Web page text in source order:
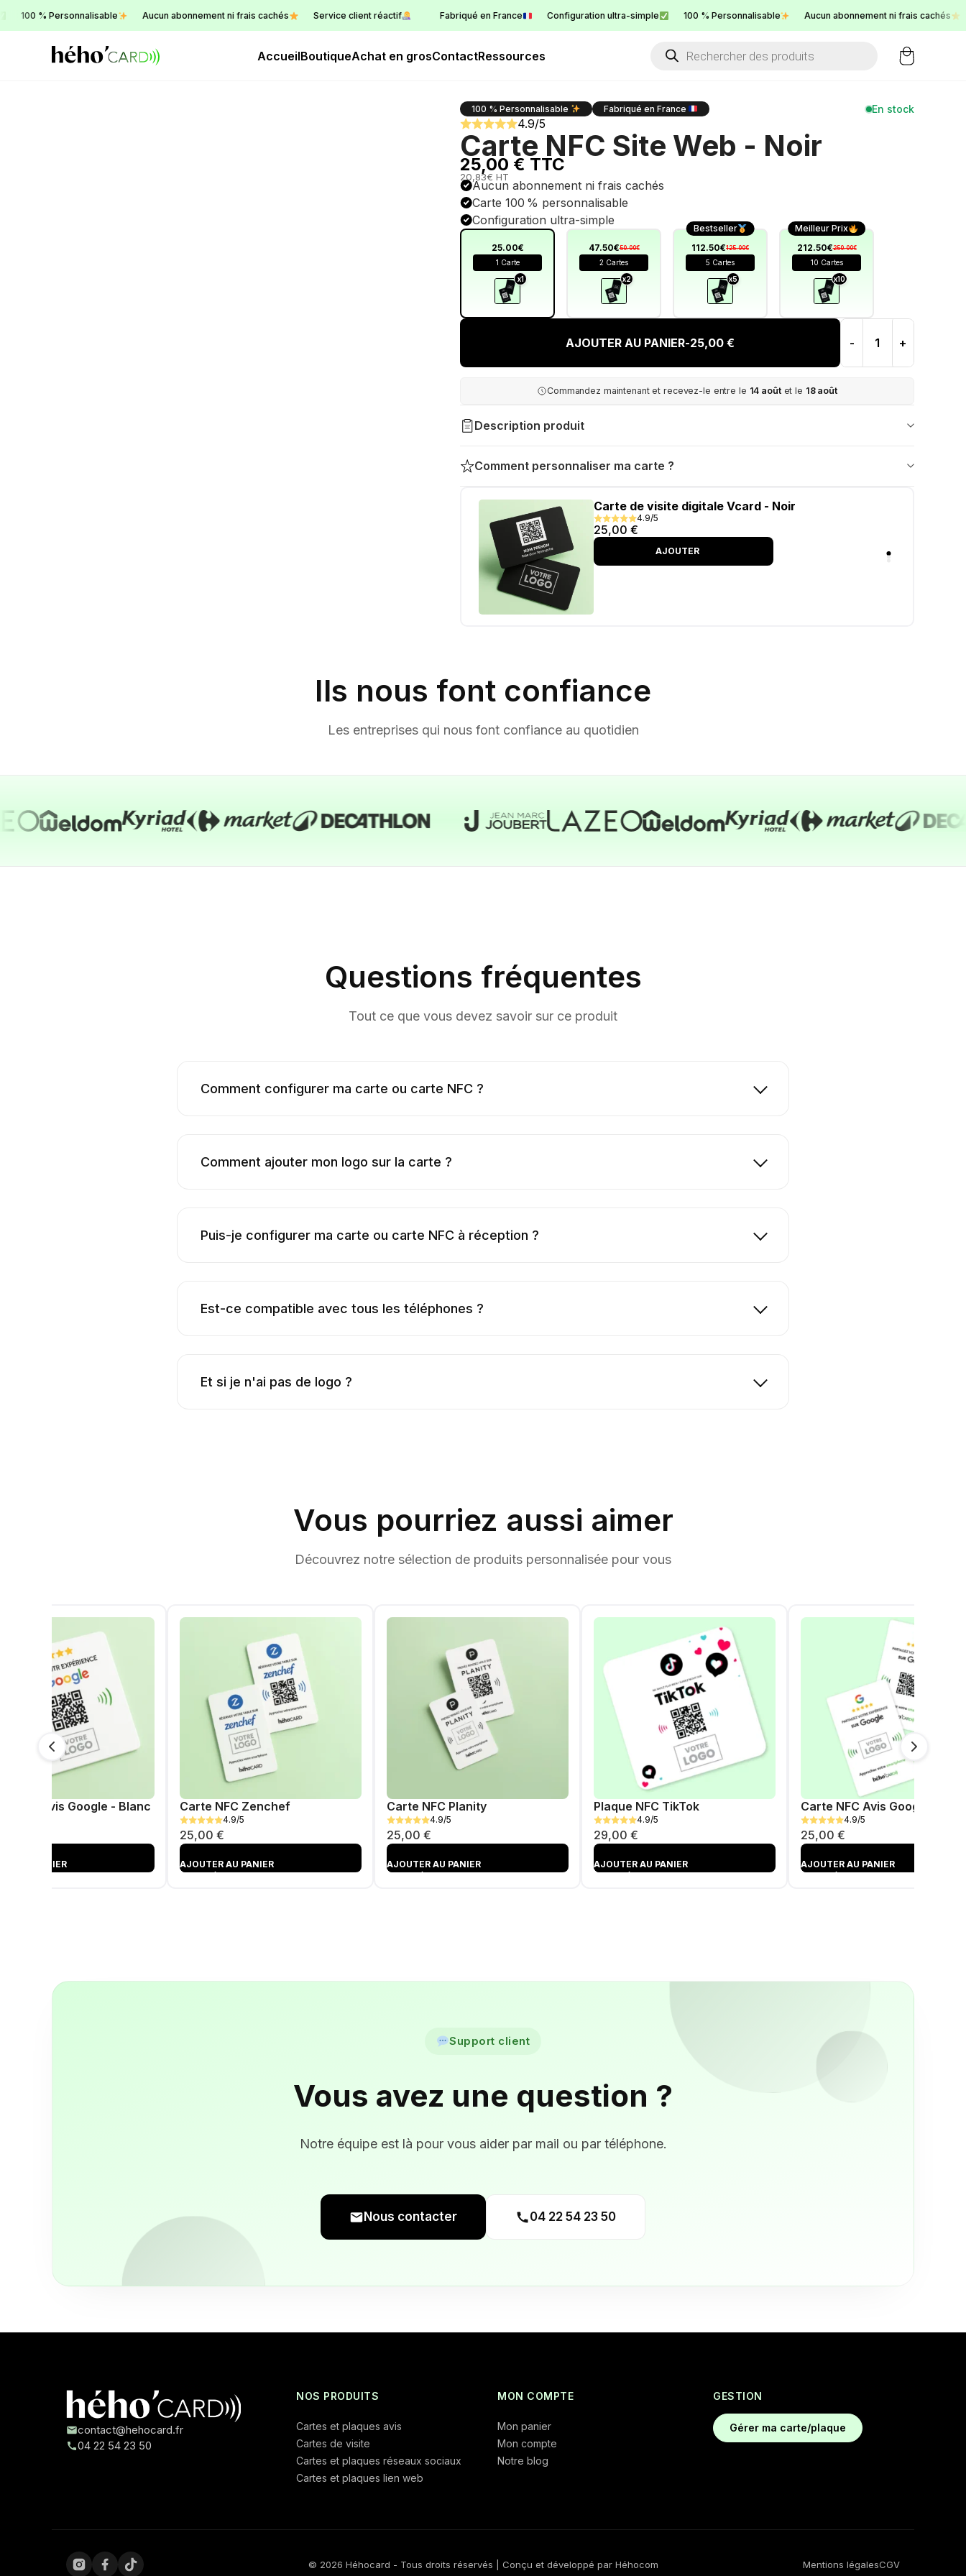
% Personnalisable Aucun abonnement ni frais cachés Service client réactif Fabriqué en France Configuration ultra-simple 100 % Personnalisable Aucun abonnement ni frais cachés
AccueilBoutiqueAchat en grosContactRessources
Products
search
100 % Personnalisable Fabriqué en France En stock
4.9/5
Carte NFC Site Web - Noir
25,00 € TTC
20,83€ HT
Aucun abonnement ni frais cachés
Carte 100 % personnalisable
Configuration ultra-simple
25.00€
1 Carte
x1
47.50€50.00€
2 Cartes
x2
Bestseller
112.50€125.00€
5 Cartes
x5
Meilleur Prix
212.50€250.00€
10 Cartes
x10
AJOUTER AU PANIER-25,00 € - +
Commandez maintenant et recevez-le entre le 14 aoûtet le 18 août
Description produit
Lien personnalisé intégré
Design à votre image
Format carte de visite
Compatibilité : Fonctionne avec la majorité des smartphones
Épaisseur : 0,76 mm
Comment personnaliser ma carte ?
Plaque NFC Avis Google - Bois
4.9/5
29,00 €
AJOUTER
Ils nous font confiance
Les entreprises qui nous font confiance au quotidien
Questions fréquentes
Tout ce que vous devez savoir sur ce produit
Comment configurer ma carte ou carte NFC ?
Comment ajouter mon logo sur la carte ?
Puis-je configurer ma carte ou carte NFC à réception ?
Est-ce compatible avec tous les téléphones ?
Et si je n'ai pas de logo ?
Vous pourriez aussi aimer
Découvrez notre sélection de produits personnalisée pour vous
NFC Avis Google - Blanc
AU PANIER
Carte NFC Zenchef
4.9/5
25,00 €
AJOUTER AU PANIER
Carte NFC Planity
4.9/5
25,00 €
AJOUTER AU PANIER
Plaque NFC TikTok
4.9/5
29,00 €
AJOUTER AU PANIER
Carte NFC Avis Google -
4.9/5
25,00 €
AJOUTER AU PANIER
Support client
Vous avez une question ?
Notre équipe est là pour vous aider par mail ou par téléphone.
Nous contacter 04 22 54 23 50
contact@hehocard.fr
04 22 54 23 50
NOS PRODUITS
Cartes et plaques avis
Cartes de visite
Cartes et plaques réseaux sociaux
Cartes et plaques lien web
MON COMPTE
Mon panier
Mon compte
Notre blog
GESTION
Gérer ma carte/plaque
Mentions légalesCGV
© 2026 Héhocard - Tous droits réservés | Conçu et développé par Héhocom